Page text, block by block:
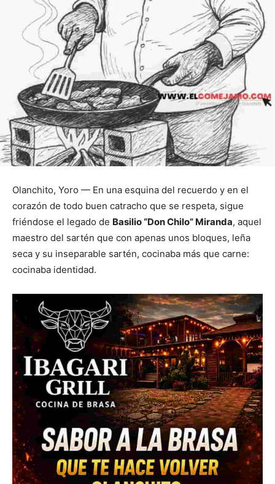
Olanchito, Yoro — En una esquina del recuerdo y en el
corazón de todo buen catracho que se respeta, sigue
friéndose el legado de Basilio “Don Chilo” Miranda, aquel
maestro del sartén que con apenas unos bloques, leña
seca y su inseparable sartén, cocinaba más que carne:
cocinaba identidad.